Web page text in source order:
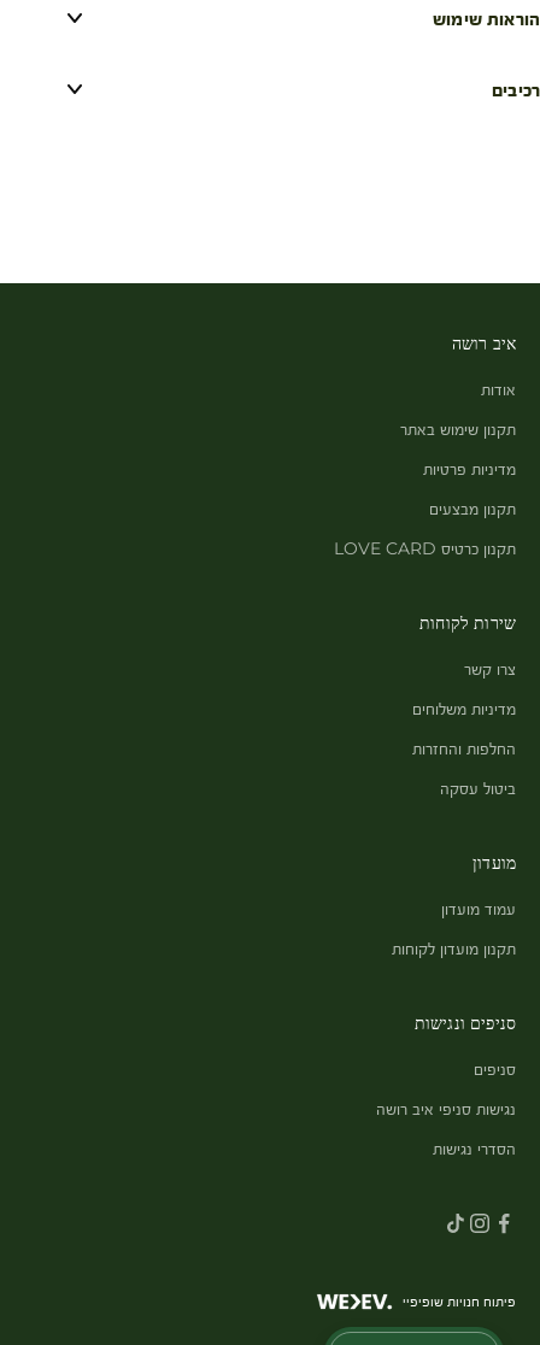
הוראות שימוש
רכיבים
איב רושה
אודות
תקנון שימוש באתר
מדיניות פרטיות
תקנון מבצעים
תקנון כרטיס LOVE CARD
שירות לקוחות
צרו קשר
מדיניות משלוחים
החלפות והחזרות
ביטול עסקה
מועדון
עמוד מועדון
תקנון מועדון לקוחות
סניפים ונגישות
סניפים
נגישות סניפי איב רושה
הסדרי נגישות
פיתוח חנויות שופיפיי